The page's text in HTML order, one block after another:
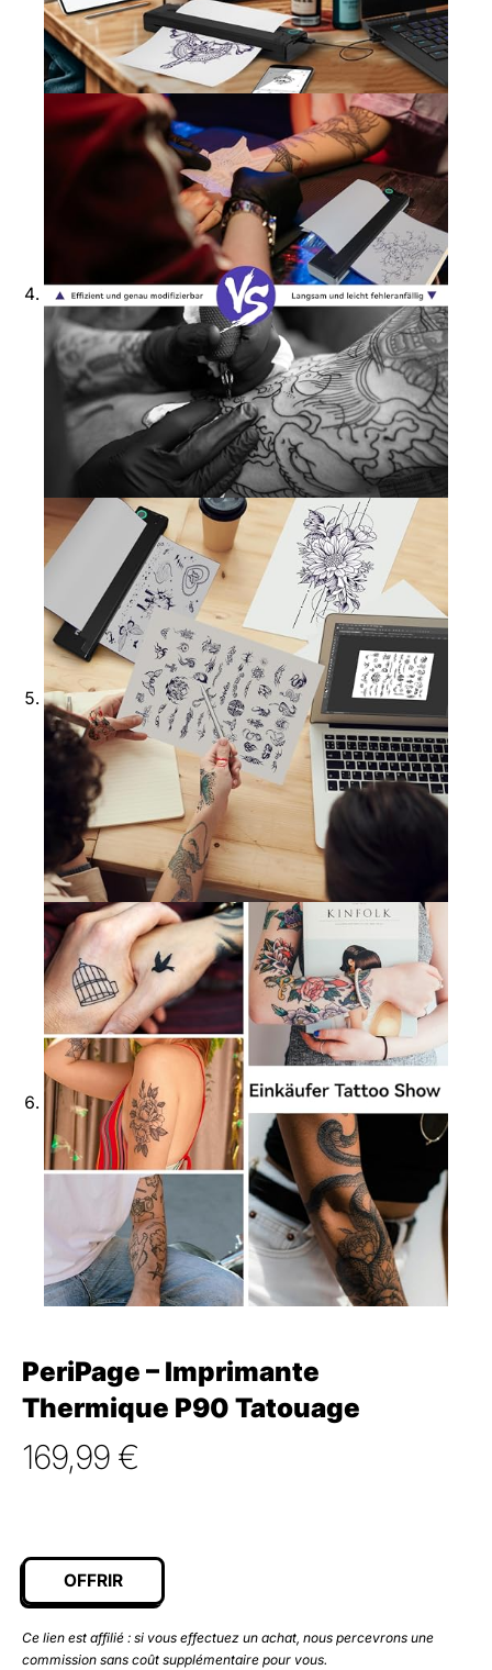
PeriPage – Imprimante
Thermique P90 Tatouage
169,99 €
OFFRIR
Ce lien est affilié : si vous effectuez un achat, nous percevrons une
commission sans coût supplémentaire pour vous.